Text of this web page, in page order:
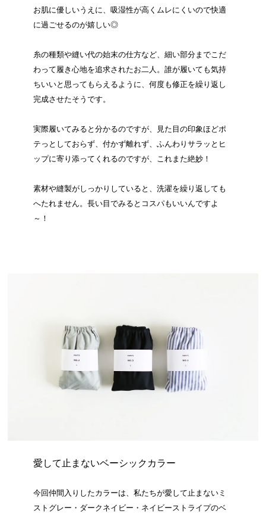
お肌に優しいうえに、吸湿性が高くムレにくいので快適
に過ごせるのが嬉しい◎
糸の種類や縫い代の始末の仕方など、細い部分までこだ
わって履き心地を追求されたお二人。誰が履いても気持
ちいいと思ってもらえるように、何度も修正を繰り返し
完成させたそうです。
実際履いてみると分かるのですが、見た目の印象ほどポ
テっとしておらず、付かず離れず、ふんわりサラッとヒ
ップに寄り添ってくれるのですが、これまた絶妙！
素材や縫製がしっかりしていると、洗濯を繰り返しても
へたれません。長い目でみるとコスパもいいんですよ
～！
愛して止まないベーシックカラー
今回仲間入りしたカラーは、私たちが愛して止まないミ
ストグレー・ダークネイビー・ネイビーストライプのベ